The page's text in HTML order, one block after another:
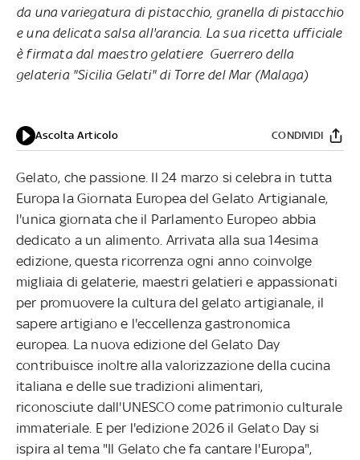
da una variegatura di pistacchio, granella di pistacchio
e una delicata salsa all'arancia. La sua ricetta ufficiale
è firmata dal maestro gelatiere Guerrero della
gelateria "Sicilia Gelati" di Torre del Mar (Malaga)
Ascolta Articolo CONDIVIDI
Gelato, che passione. Il 24 marzo si celebra in tutta
Europa la Giornata Europea del Gelato Artigianale,
l'unica giornata che il Parlamento Europeo abbia
dedicato a un alimento. Arrivata alla sua 14esima
edizione, questa ricorrenza ogni anno coinvolge
migliaia di gelaterie, maestri gelatieri e appassionati
per promuovere la cultura del gelato artigianale, il
sapere artigiano e l'eccellenza gastronomica
europea. La nuova edizione del Gelato Day
contribuisce inoltre alla valorizzazione della cucina
italiana e delle sue tradizioni alimentari,
riconosciute dall'UNESCO come patrimonio culturale
immateriale. E per l'edizione 2026 il Gelato Day si
ispira al tema "Il Gelato che fa cantare l'Europa",